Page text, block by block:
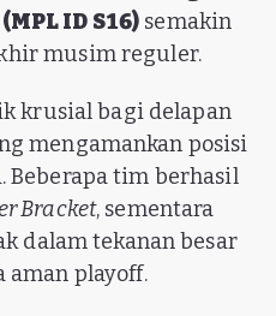
ID S16) semakin
musim reguler.
krusial bagi delapan
mengamankan posisi
Beberapa tim berhasil
Bracket, sementara
dalam tekanan besar
playoff.